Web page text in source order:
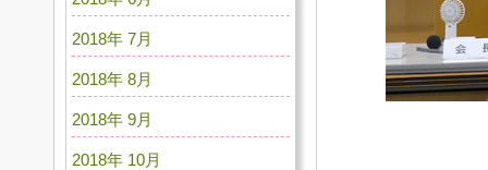
2018年 7月
2018年 8月
2018年 9月
2018年 10月